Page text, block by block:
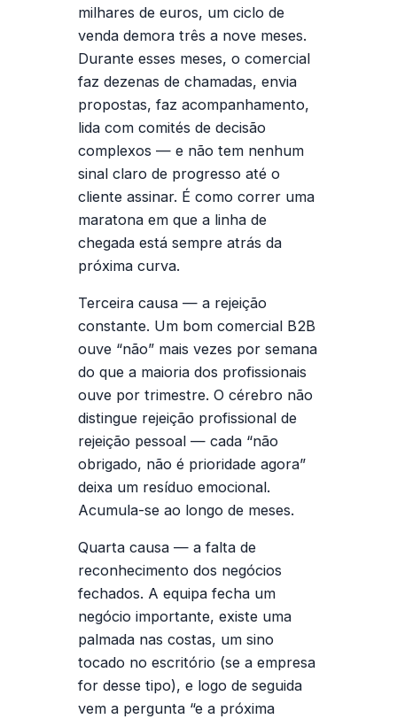
milhares de euros, um ciclo de
venda demora três a nove meses.
Durante esses meses, o comercial
faz dezenas de chamadas, envia
propostas, faz acompanhamento,
lida com comités de decisão
complexos — e não tem nenhum
sinal claro de progresso até o
cliente assinar. É como correr uma
maratona em que a linha de
chegada está sempre atrás da
próxima curva.
Terceira causa — a rejeição
constante. Um bom comercial B2B
ouve “não” mais vezes por semana
do que a maioria dos profissionais
ouve por trimestre. O cérebro não
distingue rejeição profissional de
rejeição pessoal — cada “não
obrigado, não é prioridade agora”
deixa um resíduo emocional.
Acumula-se ao longo de meses.
Quarta causa — a falta de
reconhecimento dos negócios
fechados. A equipa fecha um
negócio importante, existe uma
palmada nas costas, um sino
tocado no escritório (se a empresa
for desse tipo), e logo de seguida
vem a pergunta “e a próxima